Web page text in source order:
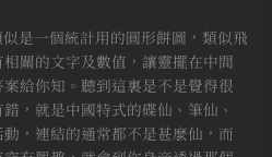
是一個統計用的圓形餅圖，類似飛
關的文字及數值，讓靈擺在中間
給你知。聽到這裏是不是覺得很
，就是中國特式的碟仙、筆仙、
，連結的通常都不是甚麼仙，而